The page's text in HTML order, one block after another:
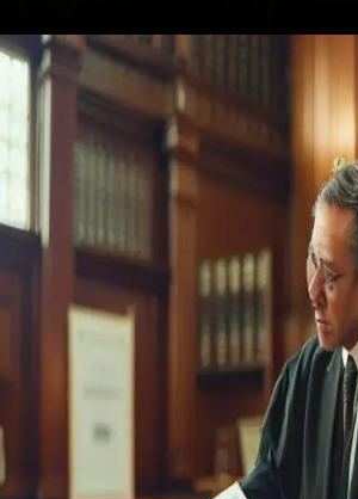
Openinghttps://ademilsoncs.adv.br/